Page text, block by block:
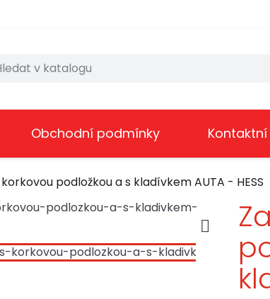
Obchodní podmínky
podložkou a s kladívkem AUTA - HESS
